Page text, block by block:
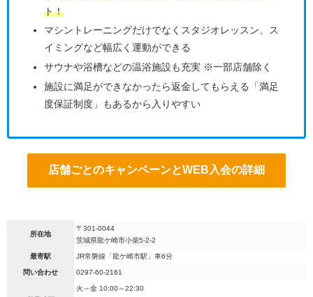
ト！
マシントレーニングだけでなくスタジオレッスン、ス
イミングなど幅広く運動ができる
サウナや浴槽などの温浴施設も充実 ※一部店舗除く
施設に満足ができなかったら返金してもらえる「満足
度保証制度」もあるから入りやすい
店舗ごとのキャンペーンとWEB入会の詳細
所在地
〒301-0044
茨城県龍ケ崎市小柴5-2-2
最寄駅 JR常磐線「龍ケ崎市駅」車6分
問い合わせ 0297-60-2161
火～金 10:00～22:30